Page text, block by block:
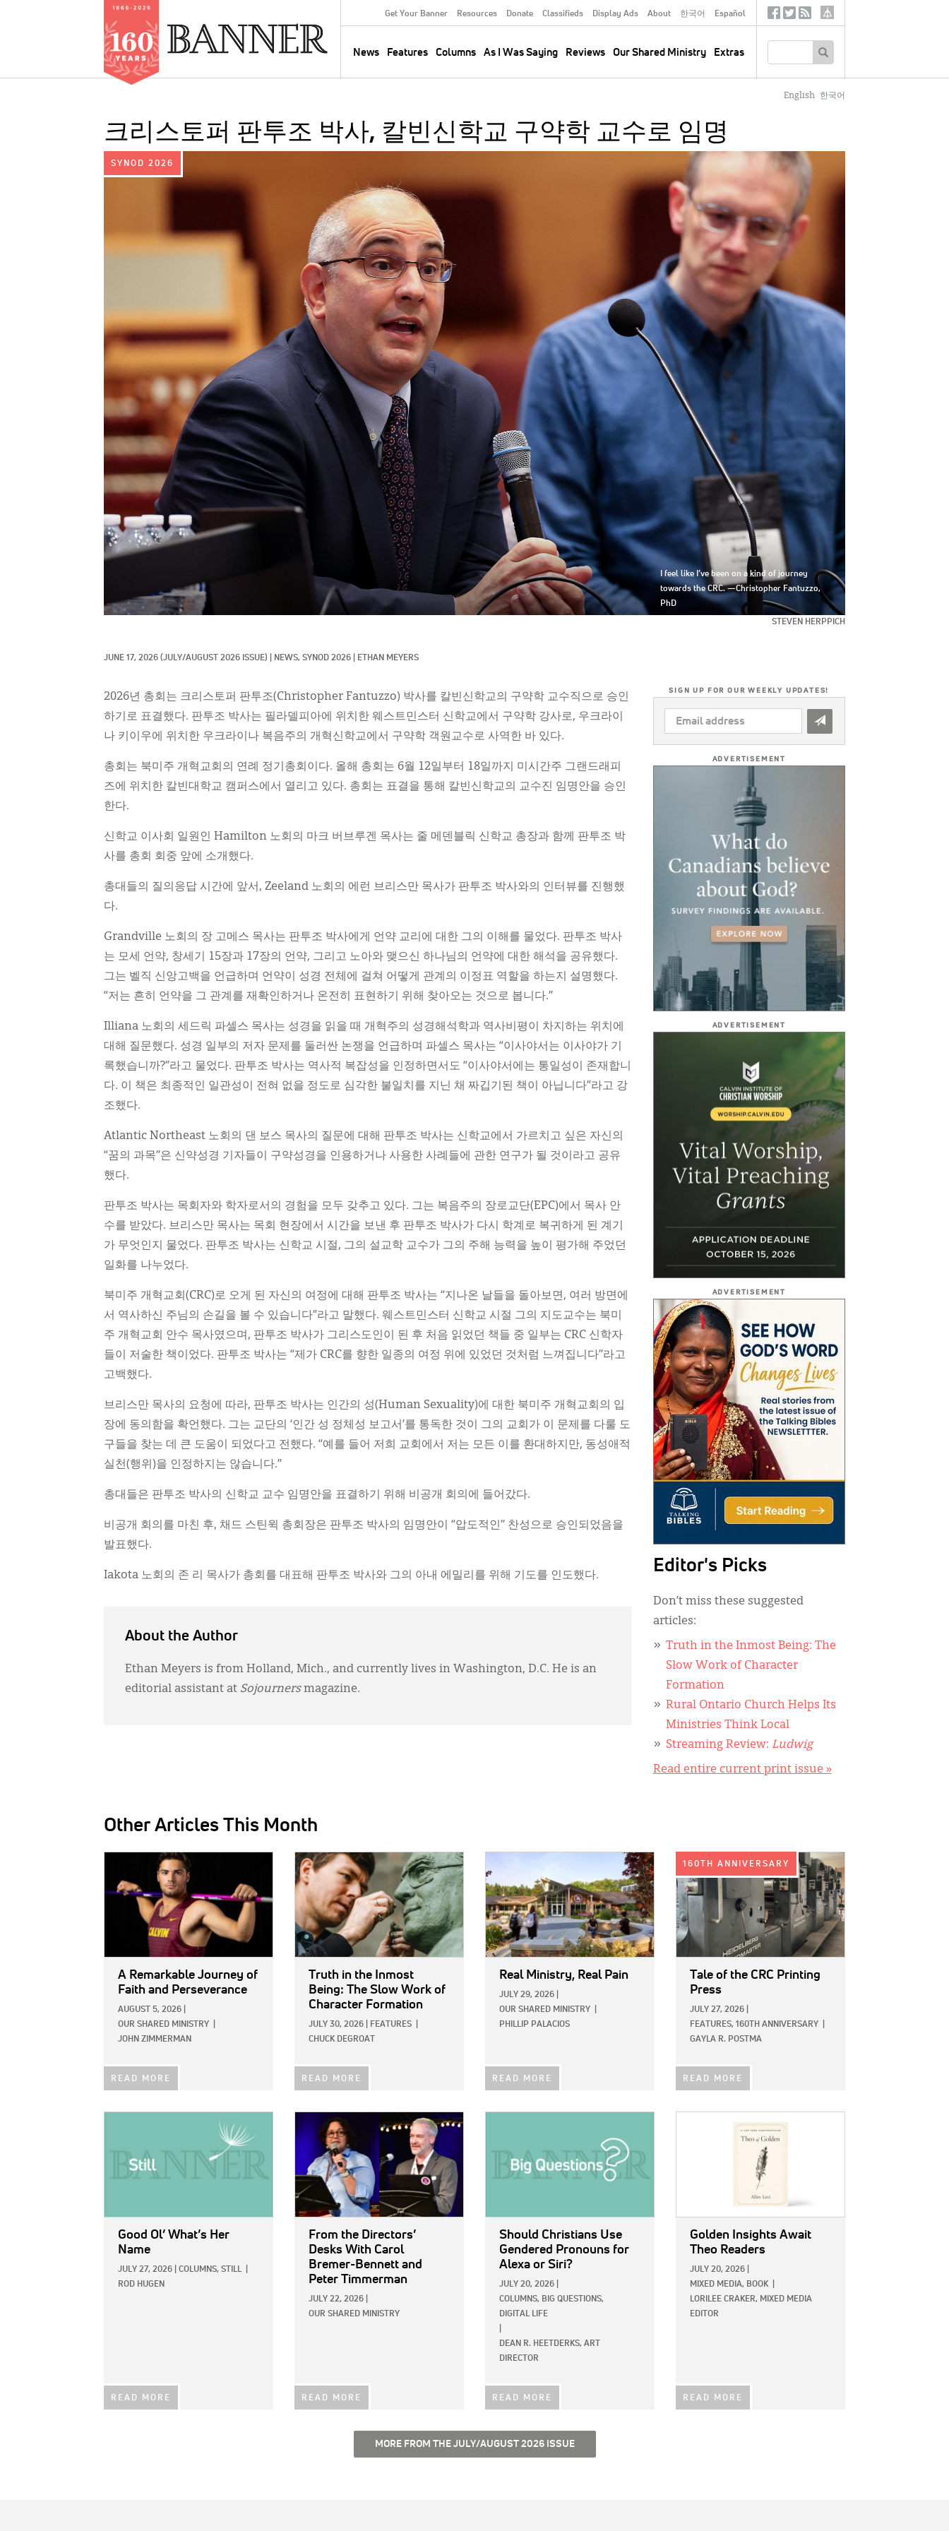
Secondary
Menu
Get Your Banner Resources Donate Classifieds Display Ads About 한국어 Español
News Features Columns As I Was Saying Reviews Our Shared Ministry Extras
SocialTertiary
English 한국어
크리스토퍼 판투조 박사, 칼빈신학교 구약학 교수로 임명
IMAGE:
I feel like I’ve been on a kind of journey
towards the CRC. —Christopher Fantuzzo,
PhD
STEVEN HERPPICH
SYNOD 2026
JUNE 17, 2026 (JULY/AUGUST 2026 ISSUE) NEWS, SYNOD 2026 ETHAN MEYERS
2026년 총회는 크리스토퍼 판투조(Christopher Fantuzzo) 박사를 칼빈신학교의 구약학 교수직으로 승인
하기로 표결했다. 판투조 박사는 필라델피아에 위치한 웨스트민스터 신학교에서 구약학 강사로, 우크라이
나 키이우에 위치한 우크라이나 복음주의 개혁신학교에서 구약학 객원교수로 사역한 바 있다.
총회는 북미주 개혁교회의 연례 정기총회이다. 올해 총회는 6월 12일부터 18일까지 미시간주 그랜드래피
즈에 위치한 칼빈대학교 캠퍼스에서 열리고 있다. 총회는 표결을 통해 칼빈신학교의 교수진 임명안을 승인
한다.
신학교 이사회 일원인 Hamilton 노회의 마크 버브루겐 목사는 줄 메덴블릭 신학교 총장과 함께 판투조 박
사를 총회 회중 앞에 소개했다.
총대들의 질의응답 시간에 앞서, Zeeland 노회의 에런 브리스만 목사가 판투조 박사와의 인터뷰를 진행했
다.
Grandville 노회의 장 고메스 목사는 판투조 박사에게 언약 교리에 대한 그의 이해를 물었다. 판투조 박사
는 모세 언약, 창세기 15장과 17장의 언약, 그리고 노아와 맺으신 하나님의 언약에 대한 해석을 공유했다.
그는 벨직 신앙고백을 언급하며 언약이 성경 전체에 걸쳐 어떻게 관계의 이정표 역할을 하는지 설명했다.
“저는 흔히 언약을 그 관계를 재확인하거나 온전히 표현하기 위해 찾아오는 것으로 봅니다.”
Illiana 노회의 세드릭 파셀스 목사는 성경을 읽을 때 개혁주의 성경해석학과 역사비평이 차지하는 위치에
대해 질문했다. 성경 일부의 저자 문제를 둘러싼 논쟁을 언급하며 파셀스 목사는 “이사야서는 이사야가 기
록했습니까?”라고 물었다. 판투조 박사는 역사적 복잡성을 인정하면서도 “이사야서에는 통일성이 존재합니
다. 이 책은 최종적인 일관성이 전혀 없을 정도로 심각한 불일치를 지닌 채 짜깁기된 책이 아닙니다”라고 강
조했다.
Atlantic Northeast 노회의 댄 보스 목사의 질문에 대해 판투조 박사는 신학교에서 가르치고 싶은 자신의
“꿈의 과목”은 신약성경 기자들이 구약성경을 인용하거나 사용한 사례들에 관한 연구가 될 것이라고 공유
했다.
판투조 박사는 목회자와 학자로서의 경험을 모두 갖추고 있다. 그는 복음주의 장로교단(EPC)에서 목사 안
수를 받았다. 브리스만 목사는 목회 현장에서 시간을 보낸 후 판투조 박사가 다시 학계로 복귀하게 된 계기
가 무엇인지 물었다. 판투조 박사는 신학교 시절, 그의 설교학 교수가 그의 주해 능력을 높이 평가해 주었던
일화를 나누었다.
북미주 개혁교회(CRC)로 오게 된 자신의 여정에 대해 판투조 박사는 “지나온 날들을 돌아보면, 여러 방면에
서 역사하신 주님의 손길을 볼 수 있습니다”라고 말했다. 웨스트민스터 신학교 시절 그의 지도교수는 북미
주 개혁교회 안수 목사였으며, 판투조 박사가 그리스도인이 된 후 처음 읽었던 책들 중 일부는 CRC 신학자
들이 저술한 책이었다. 판투조 박사는 “제가 CRC를 향한 일종의 여정 위에 있었던 것처럼 느껴집니다”라고
고백했다.
브리스만 목사의 요청에 따라, 판투조 박사는 인간의 성(Human Sexuality)에 대한 북미주 개혁교회의 입
장에 동의함을 확언했다. 그는 교단의 ‘인간 성 정체성 보고서’를 통독한 것이 그의 교회가 이 문제를 다룰 도
구들을 찾는 데 큰 도움이 되었다고 전했다. “예를 들어 저희 교회에서 저는 모든 이를 환대하지만, 동성애적
실천(행위)을 인정하지는 않습니다.”
총대들은 판투조 박사의 신학교 교수 임명안을 표결하기 위해 비공개 회의에 들어갔다.
비공개 회의를 마친 후, 채드 스틴윅 총회장은 판투조 박사의 임명안이 “압도적인” 찬성으로 승인되었음을
발표했다.
Iakota 노회의 존 리 목사가 총회를 대표해 판투조 박사와 그의 아내 에밀리를 위해 기도를 인도했다.
About the Author
Ethan Meyers is from Holland, Mich., and currently lives in Washington, D.C. He is an
editorial assistant at Sojournersmagazine.
SIGN UP FOR OUR WEEKLY UPDATES!
EMAIL
ADDRESS
ADVERTISEMENT
ADVERTISEMENT
ADVERTISEMENT
Editor's Picks
Don’t miss these suggested
articles:
Truth in the Inmost Being: The
Slow Work of Character
Formation
Rural Ontario Church Helps Its
Ministries Think Local
Streaming Review: Ludwig
Read entire current print issue »
Other Articles This Month
A Remarkable Journey of
Faith and Perseverance
AUGUST 5, 2026
OUR SHARED MINISTRY
JOHN ZIMMERMAN
READ MORE
IMAGE:
Truth in the Inmost
Being: The Slow Work of
Character Formation
JULY 30, 2026 FEATURES
CHUCK DEGROAT
READ MORE
Real Ministry, Real Pain
JULY 29, 2026
OUR SHARED MINISTRY
PHILLIP PALACIOS
READ MORE
IMAGE:
160TH ANNIVERSARY
Tale of the CRC Printing
Press
JULY 27, 2026
FEATURES, 160TH ANNIVERSARY
GAYLA R. POSTMA
READ MORE
Good Ol’ What’s Her
Name
JULY 27, 2026 COLUMNS, STILL
ROD HUGEN
READ MORE
IMAGE:
From the Directors’
Desks With Carol
Bremer-Bennett and
Peter Timmerman
JULY 22, 2026
OUR SHARED MINISTRY
READ MORE
Should Christians Use
Gendered Pronouns for
Alexa or Siri?
JULY 20, 2026
COLUMNS, BIG QUESTIONS,
DIGITAL LIFE
DEAN R. HEETDERKS, ART
DIRECTOR
READ MORE
Golden Insights Await
Theo Readers
JULY 20, 2026
MIXED MEDIA, BOOK
LORILEE CRAKER, MIXED MEDIA
EDITOR
READ MORE
MORE FROM THE JULY/AUGUST 2026 ISSUE